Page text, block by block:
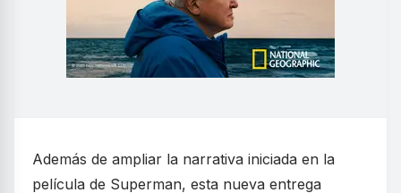
Además de ampliar la narrativa iniciada en la
película de Superman, esta nueva entrega